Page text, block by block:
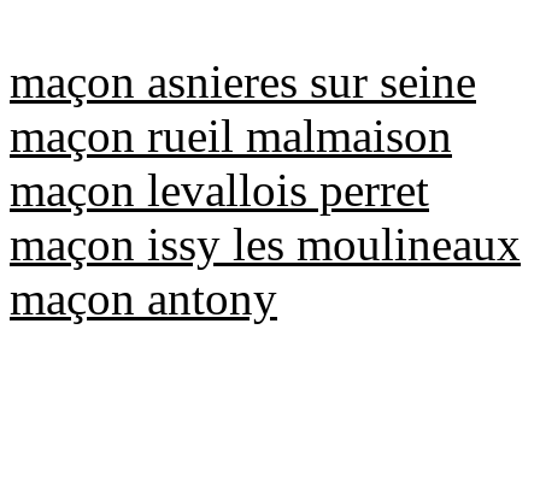
maçon asnieres sur seine
maçon rueil malmaison
maçon levallois perret
maçon issy les moulineaux
maçon antony